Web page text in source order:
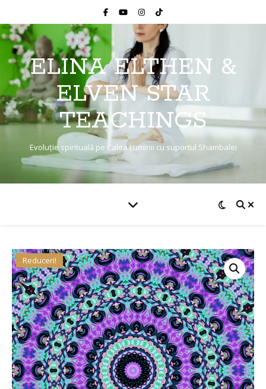
ELINA ELTHEN &
ELVEN STAR
TEACHINGS
Evoluție spirituală pe Calea Luminii cu suportul Shambalei
Reduceri!